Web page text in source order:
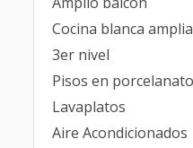
Cocina blanca amplia
3er nivel
Pisos en porcelanato
Lavaplatos
Aire Acondicionados